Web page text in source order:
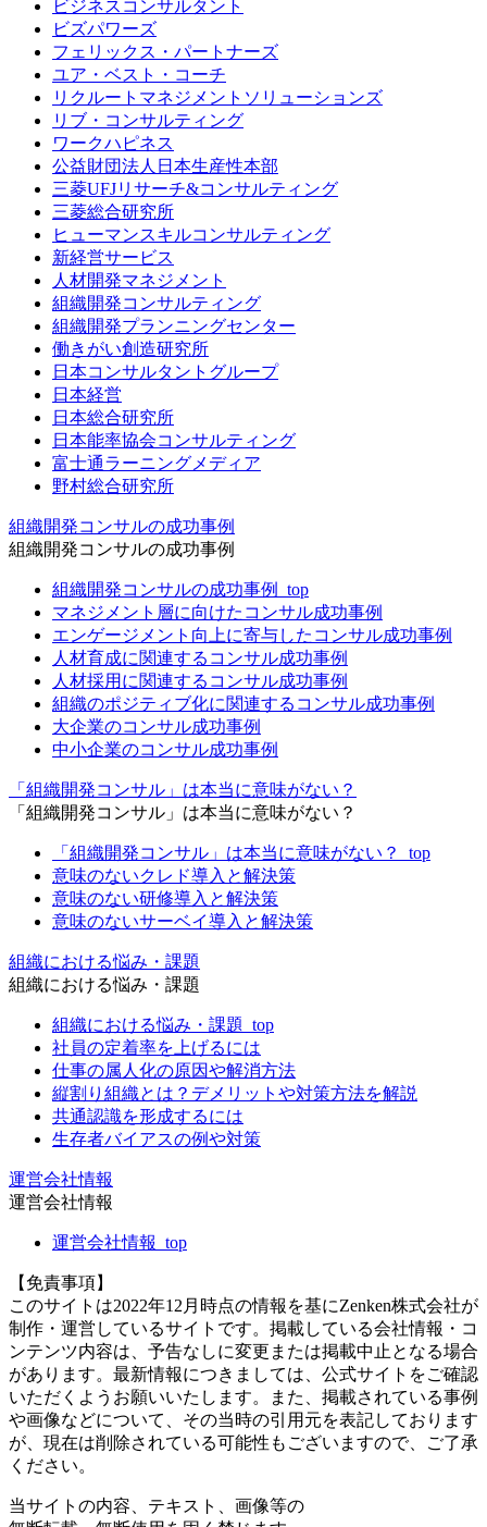
ビジネスコンサルタント
ビズパワーズ
フェリックス・パートナーズ
ユア・ベスト・コーチ
リクルートマネジメントソリューションズ
リブ・コンサルティング
ワークハピネス
公益財団法人日本生産性本部
三菱UFJリサーチ&コンサルティング
三菱総合研究所
ヒューマンスキルコンサルティング
新経営サービス
人材開発マネジメント
組織開発コンサルティング
組織開発プランニングセンター
働きがい創造研究所
日本コンサルタントグループ
日本経営
日本総合研究所
日本能率協会コンサルティング
富士通ラーニングメディア
野村総合研究所
組織開発コンサルの成功事例
組織開発コンサルの成功事例
組織開発コンサルの成功事例_top
マネジメント層に向けたコンサル成功事例
エンゲージメント向上に寄与したコンサル成功事例
人材育成に関連するコンサル成功事例
人材採用に関連するコンサル成功事例
組織のポジティブ化に関連するコンサル成功事例
大企業のコンサル成功事例
中小企業のコンサル成功事例
「組織開発コンサル」は本当に意味がない？
「組織開発コンサル」は本当に意味がない？
「組織開発コンサル」は本当に意味がない？_top
意味のないクレド導入と解決策
意味のない研修導入と解決策
意味のないサーベイ導入と解決策
組織における悩み・課題
組織における悩み・課題
組織における悩み・課題_top
社員の定着率を上げるには
仕事の属人化の原因や解消方法
縦割り組織とは？デメリットや対策方法を解説
共通認識を形成するには
生存者バイアスの例や対策
運営会社情報
運営会社情報
運営会社情報_top
【免責事項】
このサイトは2022年12月時点の情報を基にZenken株式会社が
制作・運営しているサイトです。掲載している会社情報・コ
ンテンツ内容は、予告なしに変更または掲載中止となる場合
があります。最新情報につきましては、公式サイトをご確認
いただくようお願いいたします。また、掲載されている事例
や画像などについて、その当時の引用元を表記しております
が、現在は削除されている可能性もございますので、ご了承
ください。
当サイトの内容、テキスト、画像等の